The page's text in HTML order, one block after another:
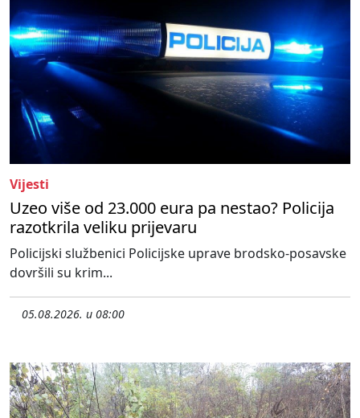
Vijesti
Uzeo više od 23.000 eura pa nestao? Policija
razotkrila veliku prijevaru
Policijski službenici Policijske uprave brodsko-posavske
dovršili su krim...
05.08.2026. u 08:00